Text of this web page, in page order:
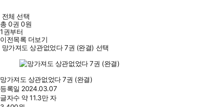
전체 선택
총0권 0원
1권부터
이전목록 더보기
망가져도 상관없었다 7권 (완결) 선택
망가져도 상관없었다 7권 (완결)
등록일 2024.03.07
글자수 약 11.3만 자